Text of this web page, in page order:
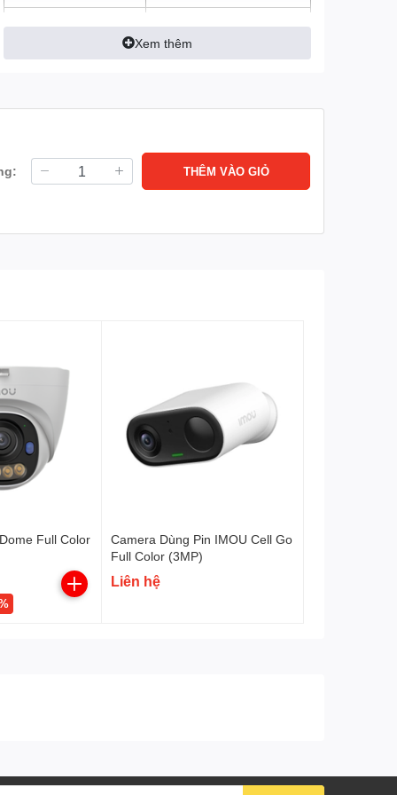
chống ngược sáng DWDR,
(BLC), Chống nhiễu (3D-
Chế độ ban đêm thông
minh với 4 chế độ sáng:
Hỗ trợ xoay
90°)
Mạng
Lan
Wifi: Tích hợp Wifi 6
(2.4GHz)
Tính năng Phát hiện chuyển động.
Phát hiện con người
và thú cưng.
Xem thêm
THÊM VÀO GIỎ
Full Color
Camera Dùng Pin IMOU Cell Go
Full Color (3MP)
Liên hệ